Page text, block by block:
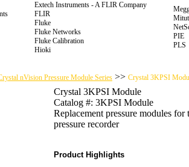
Extech Instruments - A FLIR Company
FLIR
Fluke
Fluke Networks
Fluke Calibration
Hioki
PIE
PLS
nVision Pressure Module Series >> Crystal 3KPSI
Crystal 3KPSI Module
Catalog #: 3KPSI Module
Replacement pressure modules for
pressure recorder
Product Highlights